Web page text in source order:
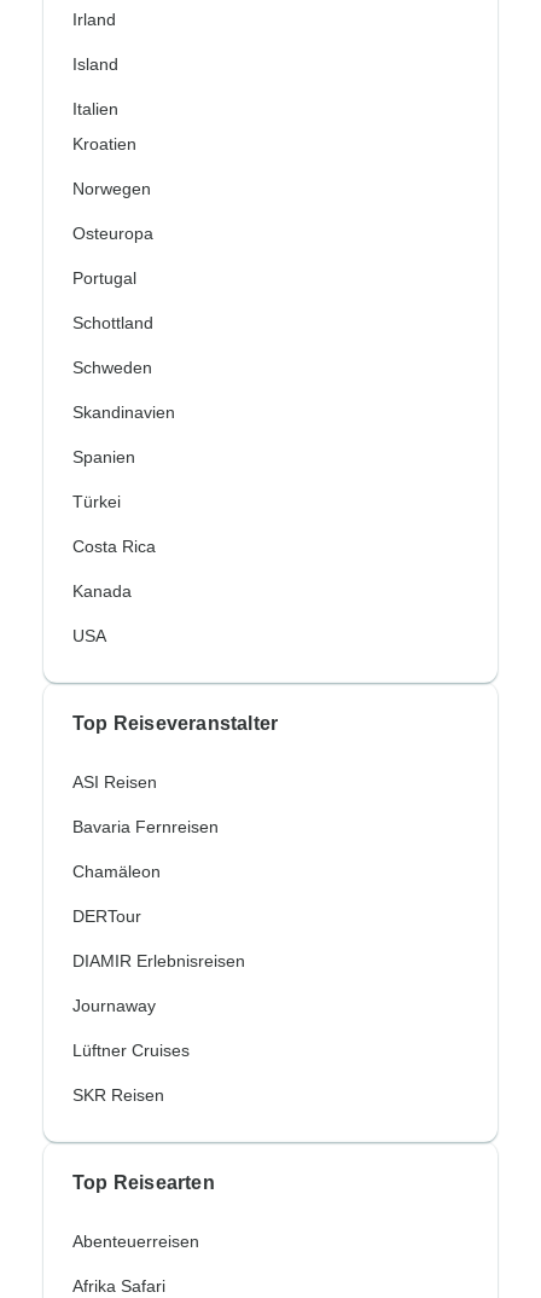
Irland
Island
Italien
Kroatien
Norwegen
Osteuropa
Portugal
Schottland
Schweden
Skandinavien
Spanien
Türkei
Costa Rica
Kanada
USA
Top Reiseveranstalter
ASI Reisen
Bavaria Fernreisen
Chamäleon
DERTour
DIAMIR Erlebnisreisen
Journaway
Lüftner Cruises
SKR Reisen
Top Reisearten
Abenteuerreisen
Afrika Safari